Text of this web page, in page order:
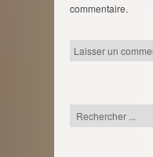
commentaire.